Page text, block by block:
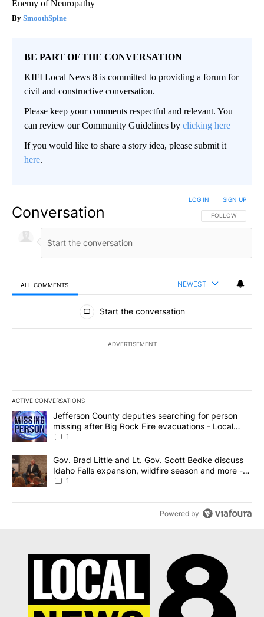
Enemy of Neuropathy
SmoothSpine
BE PART OF THE CONVERSATION
KIFI Local News 8 is committed to providing a forum for
civil and constructive conversation.
Please keep your comments respectful and relevant. You
can review our Community Guidelines by clicking here
If you would like to share a story idea, please submit it
here.
Conversation FOLLOW THIS
FOLLOW
LOG IN SIGN UP
ALL COMMENTS NEWEST
All Comments
Start the conversation
ADVERTISEMENT
ACTIVE CONVERSATIONS
The following is a list of the most commented articles in the last
A trending article titled "Jefferson County deputies searching
Jefferson County deputies searching for person
missing after Big Rock Fire evacuations - Local
News 8
1
A trending article titled "Gov. Brad Little and Lt. Gov. Scott
Gov. Brad Little and Lt. Gov. Scott Bedke discuss
Idaho Falls expansion, wildfire season and more -
Local News 8
1
Powered by